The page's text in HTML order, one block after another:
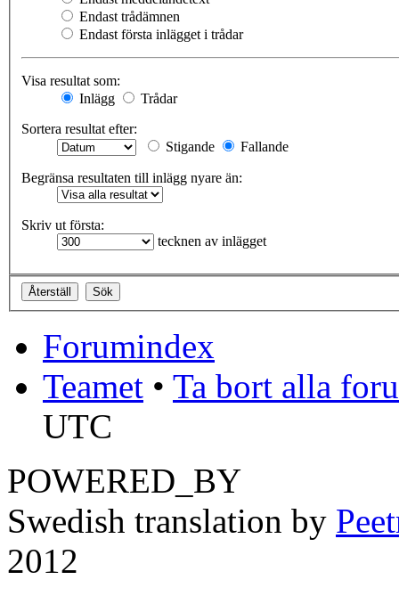
Endast trådämnen
Endast första inlägget i trådar
Visa resultat som:
Inlägg
Trådar
Sortera resultat efter:
Stigande
Fallande
Begränsa resultaten till inlägg nyare än:
Skriv ut första:
tecknen av inlägget
Forumindex
Teamet • Ta bort alla
UTC
POWERED_BY
Swedish translation by
2012